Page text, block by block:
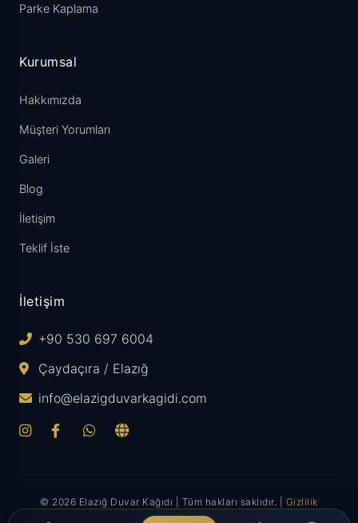
Parke Kaplama
Kurumsal
Hakkımızda
Müşteri Yorumları
Galeri
Blog
İletişim
Teklif İste
İletişim
+90 530 697 6004
Çaydaçıra / Elazığ
info@elazigduvarkagidi.com
© 2026 Elazığ Duvar Kağıdı | Tüm hakları saklıdır. | Gizlilik
| Design & Development by